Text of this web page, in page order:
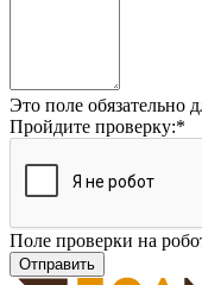
Это поле обязательно
Пройдите проверку:*
Поле проверки на